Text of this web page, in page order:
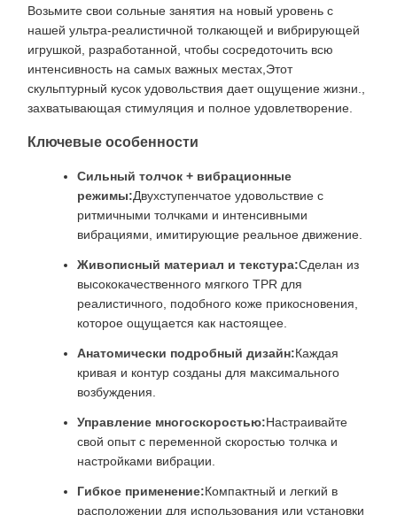
Возьмите свои сольные занятия на новый уровень с
нашей ультра-реалистичной толкающей и вибрирующей
игрушкой, разработанной, чтобы сосредоточить всю
интенсивность на самых важных местах,Этот
скульптурный кусок удовольствия дает ощущение жизни.,
захватывающая стимуляция и полное удовлетворение.
Ключевые особенности
Сильный толчок + вибрационные
режимы:Двухступенчатое удовольствие с
ритмичными толчками и интенсивными
вибрациями, имитирующие реальное движение.
Живописный материал и текстура:Сделан из
высококачественного мягкого TPR для
реалистичного, подобного коже прикосновения,
которое ощущается как настоящее.
Анатомически подробный дизайн:Каждая
кривая и контур созданы для максимального
возбуждения.
Управление многоскоростью:Настраивайте
свой опыт с переменной скоростью толчка и
настройками вибрации.
Гибкое применение:Компактный и легкий в
расположении для использования или установки